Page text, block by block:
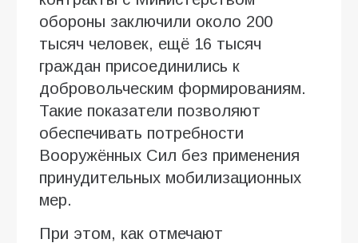
обороны заключили около 200
тысяч человек, ещё 16 тысяч
граждан присоединились к
добровольческим формированиям.
Такие показатели позволяют
обеспечивать потребности
Вооружённых Сил без применения
принудительных мобилизационных
мер.
При этом, как отмечают